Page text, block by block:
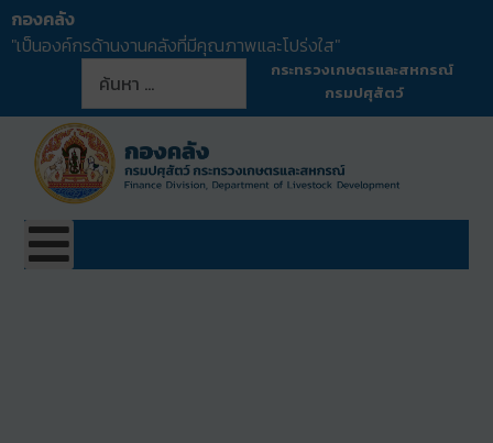
กองคลัง
"เป็นองค์กรด้านงานคลังที่มีคุณภาพและโปร่งใส"
กระทรวงเกษตรและสหกรณ์
กรมปศุสัตว์